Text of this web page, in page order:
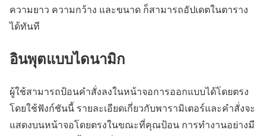
ความยาว ความกว้าง และขนาด ก็สามารถอัปเดตในตาราง
ได้ทันที
อินพุตแบบไดนามิก
ผู้ใช้สามารถป้อนคำสั่งลงในหน้าจอการออกแบบได้โดยตรง
โดยใช้ฟังก์ชันนี้ รายละเอียดเกี่ยวกับพารามิเตอร์และคำสั่งจะ
แสดงบนหน้าจอโดยตรงในขณะที่คุณป้อน การทำงานอย่างมี